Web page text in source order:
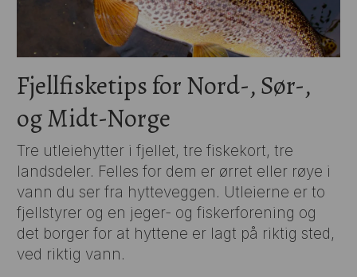
Fjellfisketips for Nord-, Sør-,
og Midt-Norge
Tre utleiehytter i fjellet, tre fiskekort, tre
landsdeler. Felles for dem er ørret eller røye i
vann du ser fra hytteveggen. Utleierne er to
fjellstyrer og en jeger- og fiskerforening og
det borger for at hyttene er lagt på riktig sted,
ved riktig vann.